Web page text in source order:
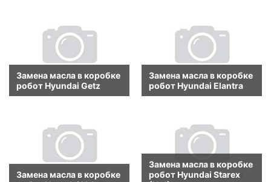
Замена масла в коробке
робот Hyundai Getz
Замена масла в коробке
робот Hyundai Elantra
Замена масла в коробке
Замена масла в коробке
робот Hyundai Starex